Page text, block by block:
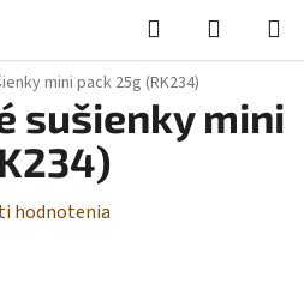
Hľadať
KOŠÍK
mini pack 25g (RK234)
sušienky mini
hodnotenia